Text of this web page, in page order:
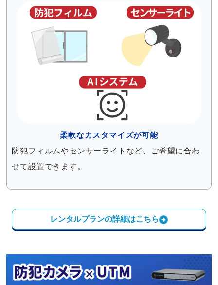
柔軟なカスタマイズが可能
防犯フィルムやセンサーライトなど、ご希望に合わ
せて設置できます。
レンタルプランの詳細はこちら